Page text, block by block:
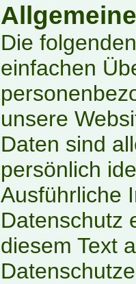
Die
einfachen
unsere
Daten sind
persönlich
Ausführliche
Datenschutz
diesem Text